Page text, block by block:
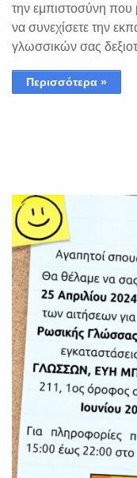
την εμπιστοσύνη που
να συνεχίσετε την
γλωσσικών σας
Περισσότερα »